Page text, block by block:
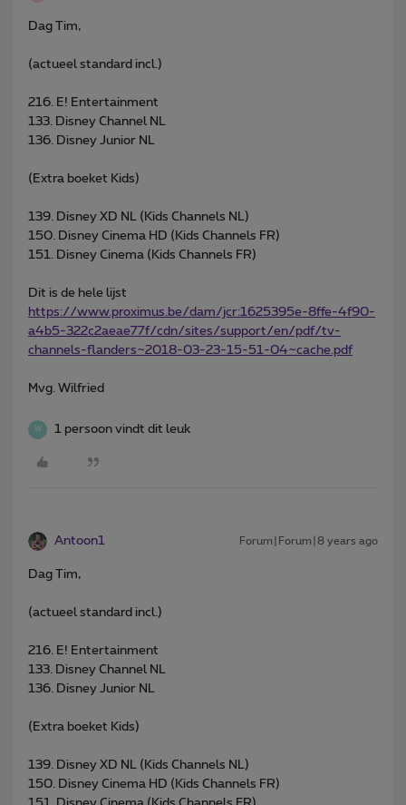
Dag Tim,
(actueel standard incl.)
216. E! Entertainment
133. Disney Channel NL
136. Disney Junior NL
(Extra boeket Kids)
139. Disney XD NL (Kids Channels NL)
150. Disney Cinema HD (Kids Channels FR)
151. Disney Cinema (Kids Channels FR)
Dit is de hele lijst
https://www.proximus.be/dam/jcr:1625395e-8ffe-4f90-
a4b5-322c2aeae77f/cdn/sites/support/en/pdf/tv-
channels-flanders~2018-03-23-15-51-04~cache.pdf
Mvg. Wilfried
W 1 persoon vindt dit leuk
Antoon1 Forum|Forum|8 years ago
Dag Tim,
(actueel standard incl.)
216. E! Entertainment
133. Disney Channel NL
136. Disney Junior NL
(Extra boeket Kids)
139. Disney XD NL (Kids Channels NL)
150. Disney Cinema HD (Kids Channels FR)